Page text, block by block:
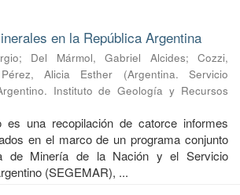
en la República Argentina
; Del Mármol, Gabriel Alcides;Cozzi,
Pérez, Alicia Esther (Argentina. Servicio
Instituto de Geología y Recursos
es una recopilación de catorce informes
en el marco de un programa conjunto
de Minería de la Nación y el Servicio
(SEGEMAR), ...